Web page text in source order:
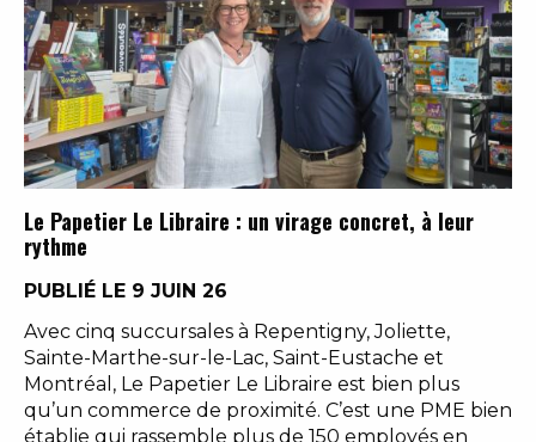
Le Papetier Le Libraire : un virage concret, à leur
rythme
PUBLIÉ LE 9 JUIN 26
Avec cinq succursales à Repentigny, Joliette,
Sainte-Marthe-sur-le-Lac, Saint-Eustache et
Montréal, Le Papetier Le Libraire est bien plus
qu’un commerce de proximité. C’est une PME bien
établie qui rassemble plus de 150 employés en